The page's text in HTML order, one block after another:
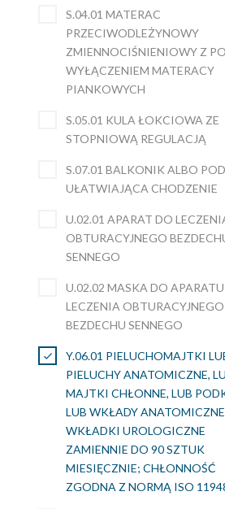
S.04.01 MATERAC
PRZECIWODLEŻYNOWY
ZMIENNOCIŚNIENIOWY Z
WYŁĄCZENIEM MATERACY
PIANKOWYCH
S.05.01 KULA ŁOKCIOWA ZE
STOPNIOWĄ REGULACJĄ
S.07.01 BALKONIK ALBO
UŁATWIAJĄCA CHODZENIE
U.02.01 APARAT DO
OBTURACYJNEGO
SENNEGO
U.02.02 MASKA DO
LECZENIA OBTURACYJNEGO
BEZDECHU SENNEGO
Y.06.01 PIELUCHOMAJTKI
PIELUCHY ANATOMICZNE,
MAJTKI CHŁONNE, LUB
LUB WKŁADY
WKŁADKI UROLOGICZNE
ZAMIENNIE DO 90 SZTUK
MIESIĘCZNIE; CHŁONNOŚĆ
ZGODNA Z NORMĄ ISO